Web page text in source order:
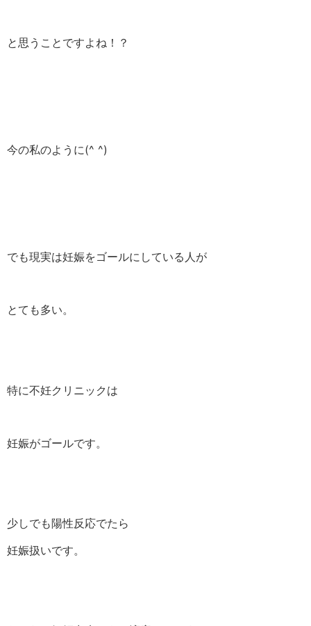
と思うことですよね！？
今の私のように(^ ^)
でも現実は妊娠をゴールにしている人が
とても多い。
特に不妊クリニックは
妊娠がゴールです。
少しでも陽性反応でたら
妊娠扱いです。